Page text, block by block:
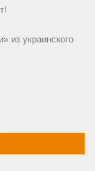
из украинского